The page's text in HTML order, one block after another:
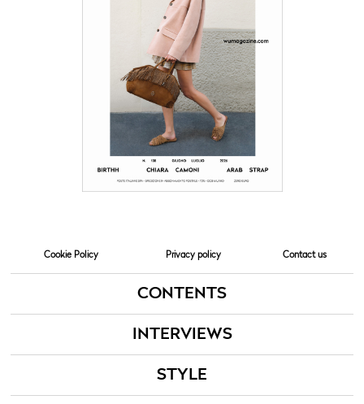
Cookie Policy Privacy policy Contact us
CONTENTS
INTERVIEWS
STYLE